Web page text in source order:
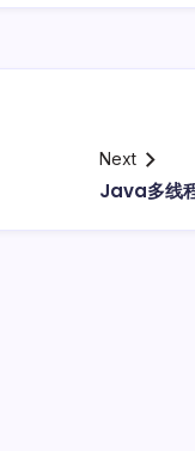
Next
Java多线